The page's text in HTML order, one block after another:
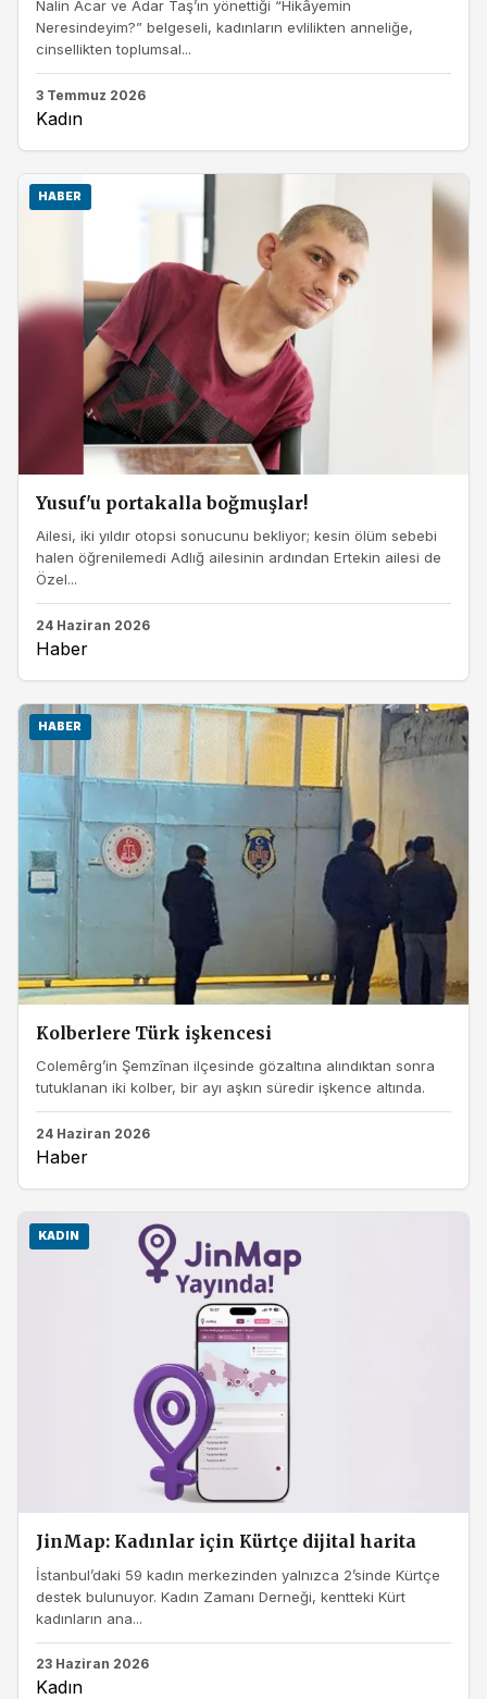
Nalin Acar ve Adar Taş’ın yönettiği “Hikâyemin
Neresindeyim?” belgeseli, kadınların evlilikten anneliğe,
cinsellikten toplumsal...
3 Temmuz 2026
Kadın
HABER
Yusuf'u portakalla boğmuşlar!
Ailesi, iki yıldır otopsi sonucunu bekliyor; kesin ölüm sebebi
halen öğrenilemedi Adlığ ailesinin ardından Ertekin ailesi de
Özel...
24 Haziran 2026
Haber
HABER
Kolberlere Türk işkencesi
Colemêrg’in Şemzînan ilçesinde gözaltına alındıktan sonra
tutuklanan iki kolber, bir ayı aşkın süredir işkence altında.
24 Haziran 2026
Haber
KADIN
JinMap: Kadınlar için Kürtçe dijital harita
İstanbul’daki 59 kadın merkezinden yalnızca 2’sinde Kürtçe
destek bulunuyor. Kadın Zamanı Derneği, kentteki Kürt
kadınların ana...
23 Haziran 2026
Kadın